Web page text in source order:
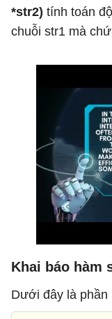
*str2) tính toán
chuỗi str1 mà
Khai báo hàm
Dưới đây là phần